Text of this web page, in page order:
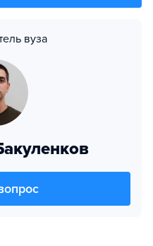
вуза